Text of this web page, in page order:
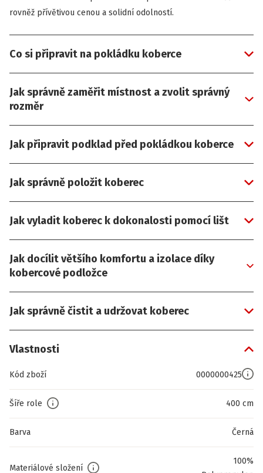
rovněž přívětivou cenou a solidní odolností.
Co si připravit na pokládku koberce
Jak správně zaměřit místnost a zvolit správný
rozměr
Jak připravit podklad před pokládkou koberce
Jak správně položit koberec
Jak vyladit koberec k dokonalosti pomocí lišt
Jak docílit většího komfortu a izolace díky
kobercové podložce
Jak správně čistit a udržovat koberec
Vlastnosti
Kód zboží 0000000425
Šíře role 400 cm
Barva Černá
Materiálové složení
100%